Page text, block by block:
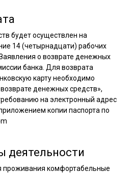
будет осуществлен на
14 (четырнадцати) рабочих
о возврате денежных
банка. Для возврата
карту необходимо
денежных средств»,
на электронный адрес
копии паспорта по
деятельности
проживания комфортабельные